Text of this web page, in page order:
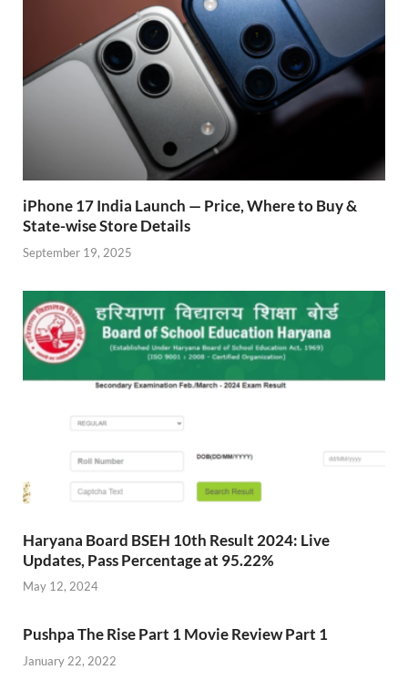
iPhone 17 India Launch — Price, Where to Buy &
State-wise Store Details
September 19, 2025
Haryana Board BSEH 10th Result 2024: Live
Updates, Pass Percentage at 95.22%
May 12, 2024
Pushpa The Rise Part 1 Movie Review Part 1
January 22, 2022